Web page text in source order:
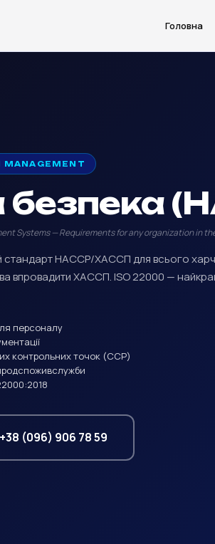
Головна
Systems — Requirements for any organization in
HACCP/ХАССП для всього
впровадити ХАССП. ISO 22000 —
персоналу
контрольних точок (ССР)
+38 (096) 906 78 59